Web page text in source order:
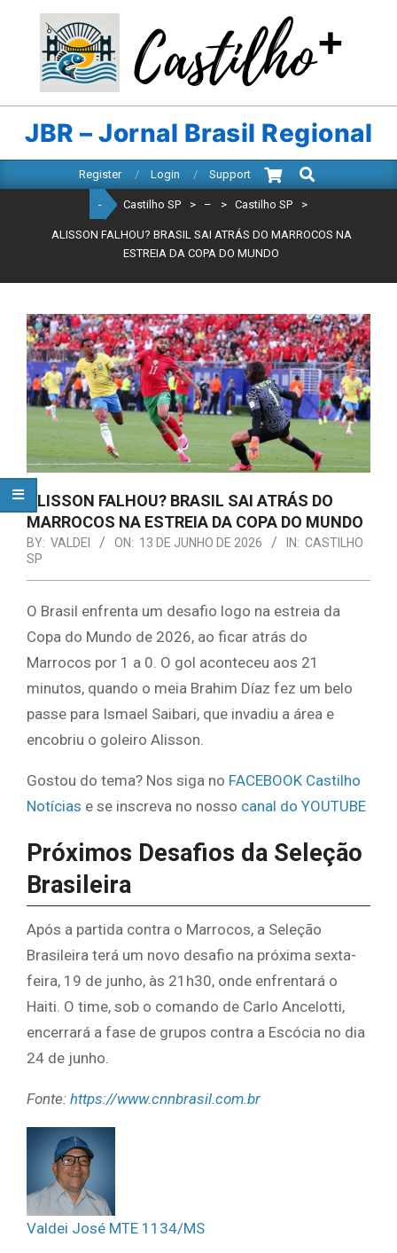
content
CASTILHO
SP
JBR – Jornal Brasil Regional
Navigation
Register Login Support
Search
- Castilho SP > – > Castilho SP >
ALISSON FALHOU? BRASIL SAI ATRÁS DO MARROCOS NA
ESTREIA DA COPA DO MUNDO
ALISSON FALHOU? BRASIL SAI ATRÁS DO
MARROCOS NA ESTREIA DA COPA DO MUNDO
BY: VALDEI ON: 13 DE JUNHO DE 2026 IN: CASTILHO
SP
O Brasil enfrenta um desafio logo na estreia da
Copa do Mundo de 2026, ao ficar atrás do
Marrocos por 1 a 0. O gol aconteceu aos 21
minutos, quando o meia Brahim Díaz fez um belo
passe para Ismael Saibari, que invadiu a área e
encobriu o goleiro Alisson.
Gostou do tema? Nos siga no FACEBOOK Castilho
Notícias e se inscreva no nosso canal do YOUTUBE
Próximos Desafios da Seleção
Brasileira
Após a partida contra o Marrocos, a Seleção
Brasileira terá um novo desafio na próxima sexta-
feira, 19 de junho, às 21h30, onde enfrentará o
Haiti. O time, sob o comando de Carlo Ancelotti,
encerrará a fase de grupos contra a Escócia no dia
24 de junho.
Fonte: https://www.cnnbrasil.com.br
Valdei José MTE 1134/MS